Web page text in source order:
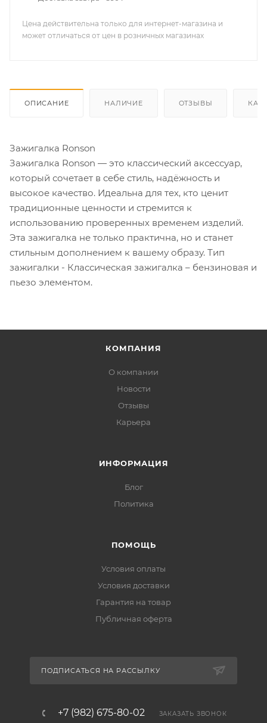
Цена действительна только для интернет-магазина и
может отличаться от цен в розничных магазинах
ОПИСАНИЕ НАЛИЧИЕ ОТЗЫВЫ КАК
Зажигалка Ronson
Зажигалка Ronson — это классический аксессуар,
который сочетает в себе стиль, надёжность и
высокое качество. Идеальна для тех, кто ценит
традиционные ценности и стремится к
использованию проверенных временем изделий.
Эта зажигалка не только практична, но и станет
стильным дополнением к вашему образу. Тип
зажигалки - Классическая зажигалка – бензиновая и
пьезо элементом.
КОМПАНИЯ
О компании
Новости
Отзывы
Карьера
ИНФОРМАЦИЯ
Блог
Политика
ПОМОЩЬ
Условия оплаты
Условия доставки
Гарантия на товар
Публичная оферта
ПОДПИСАТЬСЯ НА РАССЫЛКУ
+7 (982) 675-80-02 ЗАКАЗАТЬ ЗВОНОК